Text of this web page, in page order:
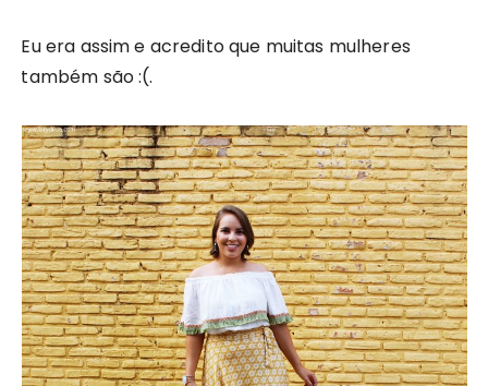
Eu era assim e acredito que muitas mulheres
também são :(.